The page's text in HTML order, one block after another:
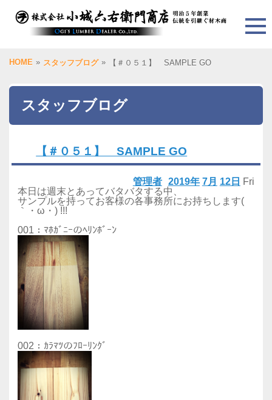
HOME » スタッフブログ » 【＃０５１】 SAMPLE GO
スタッフブログ
【＃０５１】 SAMPLE GO
2019年 7月 12日 Fri
管理者
本日は週末とあってバタバタする中、
サンプルを持ってお客様の各事務所にお持ちします(
｀・ω・) !!!
001：ﾏﾎｶﾞﾆｰのﾍﾘﾝﾎﾞｰﾝ
002：ｶﾗﾏﾂのﾌﾛｰﾘﾝｸﾞ